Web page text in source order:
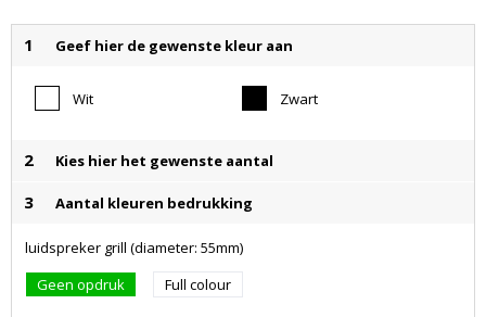
1 Geef hier de gewenste kleur aan
Wit Zwart
2 Kies hier het gewenste aantal
3 Aantal kleuren bedrukking
luidspreker grill (diameter: 55mm)
Geen opdruk
Full colour